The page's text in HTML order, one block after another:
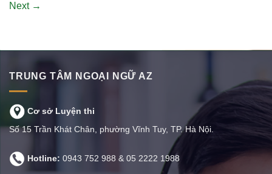
Next →
TRUNG TÂM NGOẠI NGỮ AZ
Cơ sở Luyện thi
Số 15 Trần Khát Chân, phường Vĩnh Tuy, TP. Hà Nội.
Hotline: 0943 752 988 & 05 2222 1988